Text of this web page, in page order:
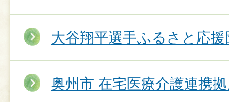
大谷翔平選手ふるさと応援
奥州市 在宅医療介護連携